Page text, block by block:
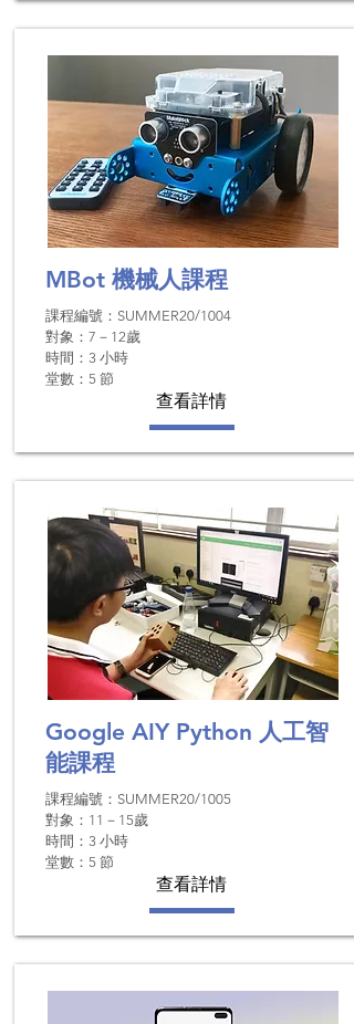
MBot 機械人課程
課程編號：SUMMER20/1004
對象：7－12歲
時間：​3 小時
堂數：5 節
查看詳情
Google AIY Python 人工智
能課程
課程編號：SUMMER20/1005
對象：11－15歲
時間：​3 小時
堂數：5 節
查看詳情